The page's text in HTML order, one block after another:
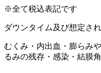
※全て税込表記です
ダウンタイム及び想定さ
むくみ・内出血・膨らみ
るみの残存・感染・結膜